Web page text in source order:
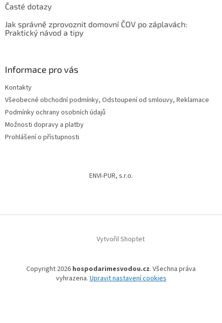
Časté dotazy
Jak správně zprovoznit domovní ČOV po záplavách:
Praktický návod a tipy
Informace pro vás
Kontakty
Všeobecné obchodní podmínky, Odstoupení od smlouvy, Reklamace
Podmínky ochrany osobních údajů
Možnosti dopravy a platby
Prohlášení o přístupnosti
ENVI-PUR, s.r.o.
Vytvořil Shoptet
Copyright 2026 hospodarimesvodou.cz. Všechna práva
vyhrazena.Upravit nastavení cookies